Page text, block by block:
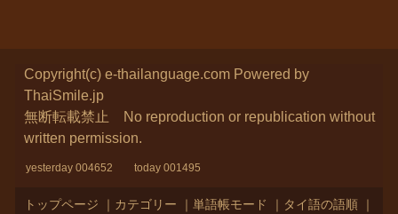
Copyright(c) e-thailanguage.com Powered by
ThaiSmile.jp
無断転載禁止 No reproduction or republication without
written permission.
yesterday 004652 today 001495
トップページ ｜ カテゴリー ｜ 単語帳モード ｜ タイ語の語順 ｜